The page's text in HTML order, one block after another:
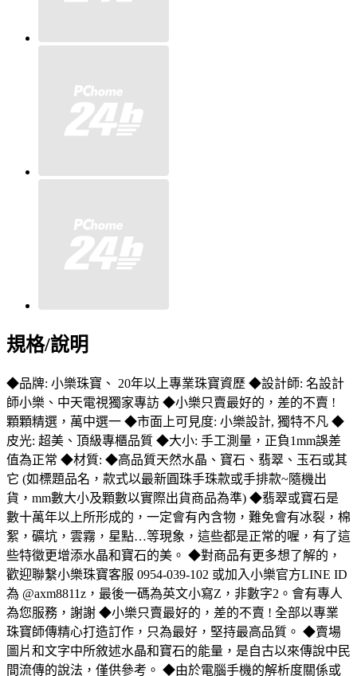
規格/說明
◆品牌: 小樂珠寶、 20年以上專業珠寶資歷 ◆設計師: 名設計
師小樂、中天電視獨家專訪 ◆小樂只賣最好的，差的不賣 !
顆顆精選，萬中選一 ◆市面上可見度: 小樂設計, 獨特不凡 ◆
皮光: 超美、頂級專櫃品質 ◆大小: 手工測量，正負1mm誤差
值為正常 ◆材質: ◆高品質天然水晶、寶石、翡翠、玉石或其
它 (如標題品名，款式以最新圓珠手珠款或手排款~隨機出
貨，mm數大小及顆數以實際出貨商品為準) ◆翡翠或寶石是
數十萬年以上所形成的，一定會有內含物，難免會有冰裂，棉
絮，礦坑，雲霧，星點…等現象，這些都是正常的喔，有了這
些特徵更增添水晶和寶石的美。 ◆對商品有更多想了解的，
歡迎聯繫小樂珠寶客服 0954-039-102 或加入小樂官方LINE ID
為 @axm8811z，最後一碼為英文小寫Z，非數字2。會有專人
為您服務，謝謝 ◆小樂只賣最好的，差的不賣 ! 全部以專業
珠寶師傳精心打造訂作，只為最好，堅持最高品質。 ◆賣場
圖片和文字中所敘述水晶和寶石的能量，是自古以來傳說中民
間流傳的說法，僅供參考。 ◆由於電腦手機的解析度關係或